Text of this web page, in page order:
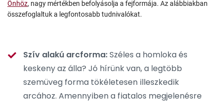
Önhöz, nagy mértékben befolyásolja a fejformája. Az alábbiakban
összefoglaltuk a legfontosabb tudnivalókat.
Szív alakú arcforma:Széles a homloka és
keskeny az álla? Jó hírünk van, a legtöbb
szemüveg forma tökéletesen illeszkedik
arcához. Amennyiben a fiatalos megjelenésre